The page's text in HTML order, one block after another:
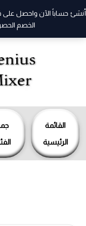
القائمة
الرئيسية
أنشئ حساباً الآن واحصل
الخصم
تخطي